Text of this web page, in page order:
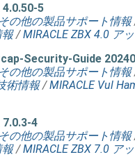
4.0.50-5
その他の製品サポート情報
報 /MIRACLE ZBX 4.0 ア
Security-Guide
その他の製品サポート情報
術情報 /MIRACLE Vul
7.0.3-4
その他の製品サポート情報
報 /MIRACLE ZBX 7.0 ア